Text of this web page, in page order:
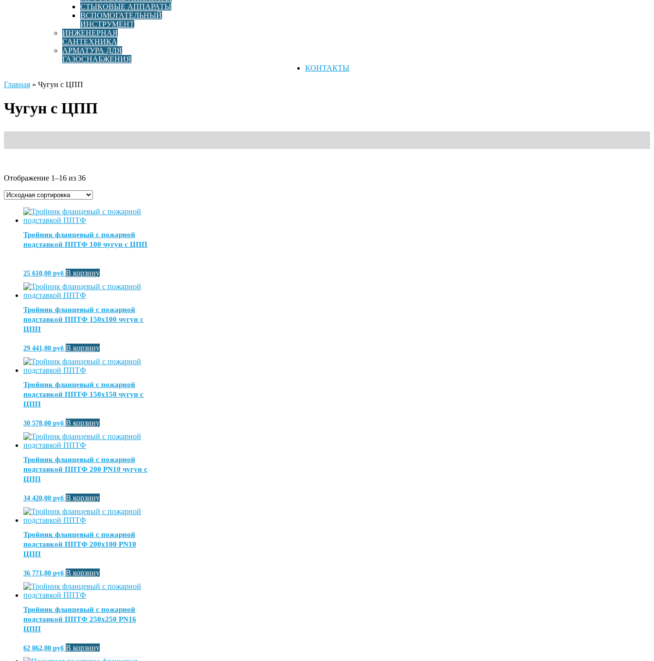
СТЫКОВЫЕ АППАРАТЫ
ВСПОМОГАТЕЛЬНЫЙ
ИНСТРУМЕНТ
ИНЖЕНЕРНАЯ
САНТЕХНИКА
АРМАТУРА ДЛЯ
ГАЗОСНАБЖЕНИЯ
КОНТАКТЫ
Главная » Чугун с ЦПП
Чугун с ЦПП
Отображение 1–16 из 36
Тройник фланцевый с пожарной
подставкой ППТФ 100 чугун с ЦПП
25 610,00 руб В корзину
Тройник фланцевый с пожарной
подставкой ППТФ 150х100 чугун с
ЦПП
29 441,00 руб В корзину
Тройник фланцевый с пожарной
подставкой ППТФ 150х150 чугун с
ЦПП
30 578,00 руб В корзину
Тройник фланцевый с пожарной
подставкой ППТФ 200 PN10 чугун с
ЦПП
34 420,00 руб В корзину
Тройник фланцевый с пожарной
подставкой ППТФ 200х100 PN10
ЦПП
36 771,00 руб В корзину
Тройник фланцевый с пожарной
подставкой ППТФ 250х250 PN16
ЦПП
62 062,00 руб В корзину